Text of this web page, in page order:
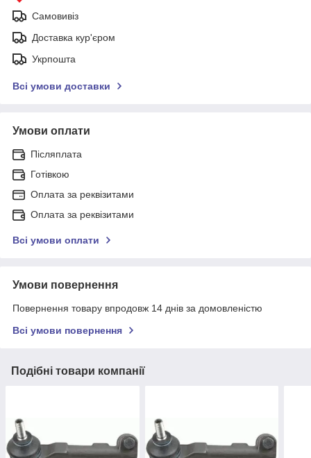
Самовивіз
Доставка кур'єром
Укрпошта
Всі умови доставки
Умови оплати
Післяплата
Готівкою
Оплата за реквізитами
Оплата за реквізитами
Всі умови оплати
Умови повернення
Повернення товару впродовж 14 днів за домовленістю
Всі умови повернення
Подібні товари компанії